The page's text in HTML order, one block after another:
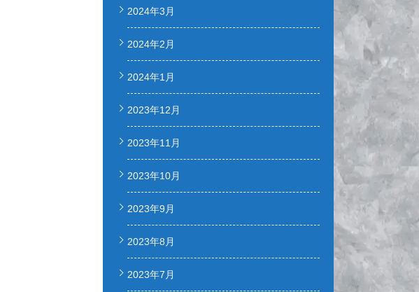
2024年3月
2024年2月
2024年1月
2023年12月
2023年11月
2023年10月
2023年9月
2023年8月
2023年7月